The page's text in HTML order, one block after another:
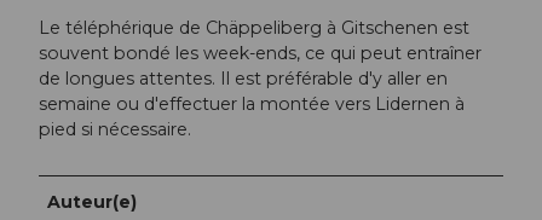
Le téléphérique de Chäppeliberg à Gitschenen est
souvent bondé les week-ends, ce qui peut entraîner
de longues attentes. Il est préférable d'y aller en
semaine ou d'effectuer la montée vers Lidernen à
pied si nécessaire.
Auteur(e)